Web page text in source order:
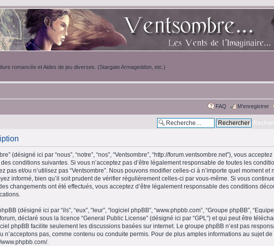
romancée et Aides de jeu diverses. (Stargate Armageddon, etc.)
FAQ M’enregistrer
(désigné ici par “nous”, “notre”, “nos”, “Ventsombre”, “http://forum.ventsombre.net”), vous acceptez
conditions suivantes. Si vous n’acceptez pas d’être légalement responsable de toutes les
pas et/ou n’utilisez pas “Ventsombre”. Nous pouvons modifier celles-ci à n’importe quel moment et
informé, bien qu’il soit prudent de vérifier régulièrement celles-ci par vous-même. Si vous
changements ont été effectués, vous acceptez d’être légalement responsable des conditions
(désigné ici par “ils”, “eux”, “leur”, “logiciel phpBB”, “www.phpbb.com”, “Groupe phpBB”,
déclaré sous la licence “General Public License” (désigné ici par “GPL”) et qui peut être
phpBB facilite seulement les discussions basées sur internet. Le groupe phpBB n’est pas
n’acceptons pas, comme contenu ou conduite permis. Pour de plus amples informations au sujet de
www.phpbb.com/.